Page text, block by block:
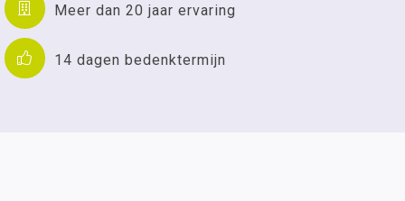
Meer dan 20 jaar ervaring
14 dagen bedenktermijn